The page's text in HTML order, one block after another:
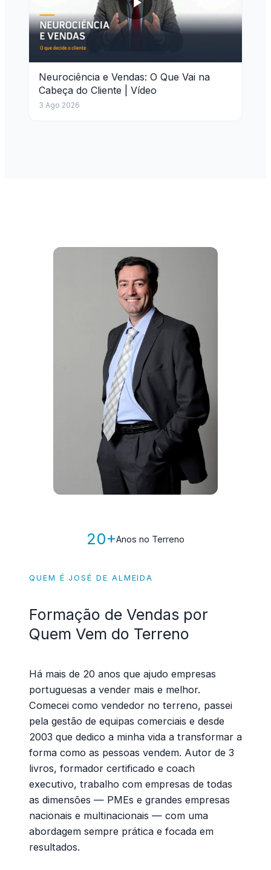
Neurociência e Vendas: O Que Vai na
Cabeça do Cliente | Vídeo
3 Ago 2026
20+Anos no Terreno
QUEM É JOSÉ DE ALMEIDA
Formação de Vendas por
Quem Vem do Terreno
Há mais de 20 anos que ajudo empresas
portuguesas a vender mais e melhor.
Comecei como vendedor no terreno, passei
pela gestão de equipas comerciais e desde
2003 que dedico a minha vida a transformar a
forma como as pessoas vendem. Autor de 3
livros, formador certificado e coach
executivo, trabalho com empresas de todas
as dimensões — PMEs e grandes empresas
nacionais e multinacionais — com uma
abordagem sempre prática e focada em
resultados.